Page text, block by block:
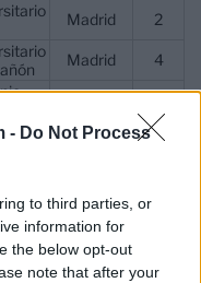
- Do Not Process
to third parties, or
information for
the below opt-out
note that after your
Madrid 2
Madrid 4
Barcelona 6
Madrid
i
Fe
Valencia